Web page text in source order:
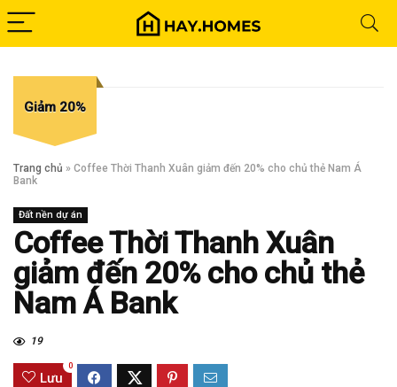
Giảm 20%
Trang chủ » Coffee Thời Thanh Xuân giảm đến 20% cho chủ thẻ Nam Á
Bank
Đất nền dự án
Coffee Thời Thanh Xuân
giảm đến 20% cho chủ thẻ
Nam Á Bank
19
Lưu
0